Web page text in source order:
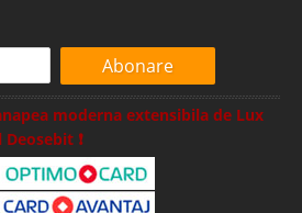
Abonare
moderna extensibila de Lux
❗